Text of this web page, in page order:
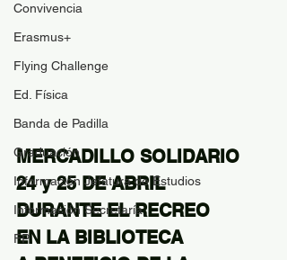
Convivencia
Erasmus+
Flying Challenge
Ed. Física
Banda de Padilla
Graduación
Información Jefatura de Estudios
Información Secretaría
FP
MERCADILLO SOLIDARIO
24 y 25 DE ABRIL
DURANTE EL RECREO
EN LA BIBLIOTECA